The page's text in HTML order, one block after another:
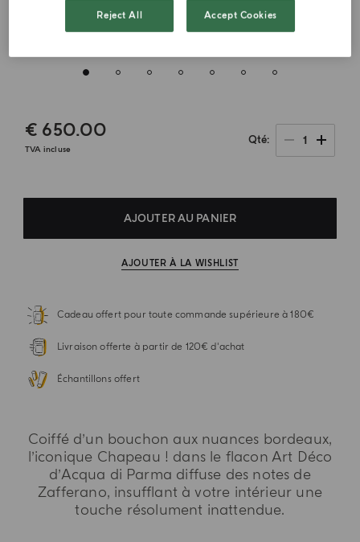
€ 650.00
TVA incluse
Qté 1
AJOUTER AU PANIER
AJOUTER À LA WISHLIST
Cadeau offert pour toute commande supérieure à 180€
Livraison offerte à partir de 120€ d'achat
Échantillons offert
Coiffé d’un bouchon aux nuances bordeaux,
l’iconique Chapeau ! dans le flacon Art Déco
d’Acqua di Parma diffuse des notes de
Zafferano, insufflant à votre intérieur une
touche résolument inattendue.
Reject All Accept Cookies